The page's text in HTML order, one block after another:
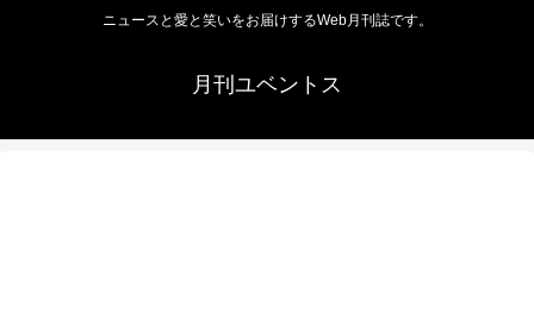
ニュースと愛と笑いをお届けするWeb月刊誌です。
月刊ユベントス